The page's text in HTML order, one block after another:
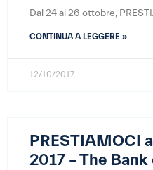
Dal 24 al 26 ottobre,
CONTINUA A LEGGERE »
12/10/2017
PRESTIAMOCI
2017 – The